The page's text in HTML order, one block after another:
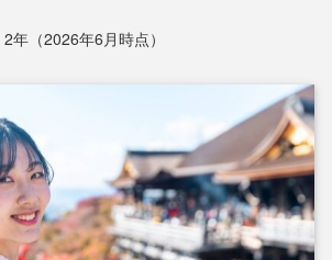
2年（2026年6月時点）